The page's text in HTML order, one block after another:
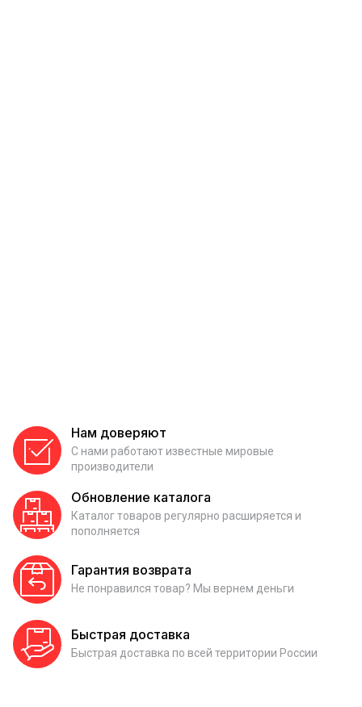
Нам доверяют
С нами работают известные мировые
производители
Обновление каталога
Каталог товаров регулярно расширяется и
пополняется
Гарантия возврата
Не понравился товар? Мы вернем деньги
Быстрая доставка
Быстрая доставка по всей территории России